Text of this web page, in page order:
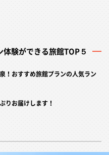
験ができる旅館TOP５
！おすすめ旅館プランの人気ラン
りお届けします！